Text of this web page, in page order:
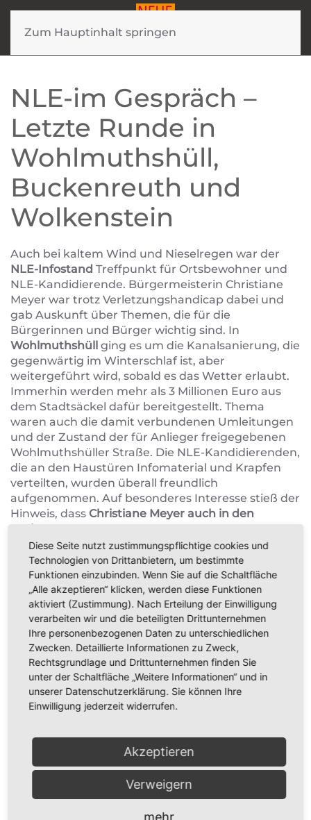
Zum Hauptinhalt springen
NLE-im Gespräch –
Letzte Runde in
Wohlmuthshüll,
Buckenreuth und
Wolkenstein
Auch bei kaltem Wind und Nieselregen war der
NLE-Infostand Treffpunkt für Ortsbewohner und
NLE-Kandidierende. Bürgermeisterin Christiane
Meyer war trotz Verletzungshandicap dabei und
gab Auskunft über Themen, die für die
Bürgerinnen und Bürger wichtig sind. In
Wohlmuthshüll ging es um die Kanalsanierung, die
gegenwärtig im Winterschlaf ist, aber
weitergeführt wird, sobald es das Wetter erlaubt.
Immerhin werden mehr als 3 Millionen Euro aus
dem Stadtsäckel dafür bereitgestellt. Thema
waren auch die damit verbundenen Umleitungen
und der Zustand der für Anlieger freigegebenen
Wohlmuthshüller Straße. Die NLE-Kandidierenden,
die an den Haustüren Infomaterial und Krapfen
verteilten, wurden überall freundlich
aufgenommen. Auf besonderes Interesse stieß der
Hinweis, dass Christiane Meyer auch in den
Kreistag
EBSer Anliegen vernehmbar und mit Gewicht
eingebracht werden.
Auch inBuckenreuth und Wolkensteinkam man
unter dem orangefarbigen NLE-Schirm
zusammen, um örtliche Anliegen zu besprechen,
wie zum Beispiel Verbesserungen im Winterdienst
oder die Ausbesserung von Straßenschäden. Dass
man sich in Buckenreuth vor allem über die
gelungene Kanal- und Straßensanierung freut,
war in allen Gesprächen zu spüren.Insgesamt
wurde deutlich, dass man mit der Arbeit von
Wahl viel Erfolg wünscht.
Diese Seite nutzt zustimmungspflichtige cookies und
Technologien von Drittanbietern, um bestimmte
Funktionen einzubinden. Wenn Sie auf die Schaltfläche
„Alle akzeptieren“ klicken, werden diese Funktionen
aktiviert (Zustimmung). Nach Erteilung der Einwilligung
verarbeiten wir und die beteiligten Drittunternehmen
Ihre personenbezogenen Daten zu unterschiedlichen
Zwecken. Detaillierte Informationen zu Zweck,
Rechtsgrundlage und Drittunternehmen finden Sie
unter der Schaltfläche „Weitere Informationen“ und in
unserer Datenschutzerklärung. Sie können Ihre
Einwilligung jederzeit widerrufen.
Akzeptieren
Verweigern
mehr